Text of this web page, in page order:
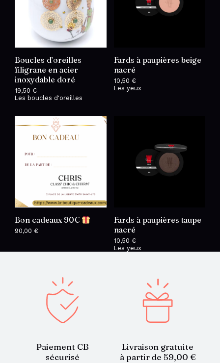
Boucles d’oreilles
filigrane en acier
inoxydable doré
19,50 €
Les boucles d'oreilles
Fards à paupières beige
nacré
10,50 €
Les yeux
Bon cadeaux 90€
90,00 €
Fards à paupières taupe
nacré
10,50 €
Les yeux
Paiement CB
sécurisé
Livraison gratuite
à partir de 59,00 €